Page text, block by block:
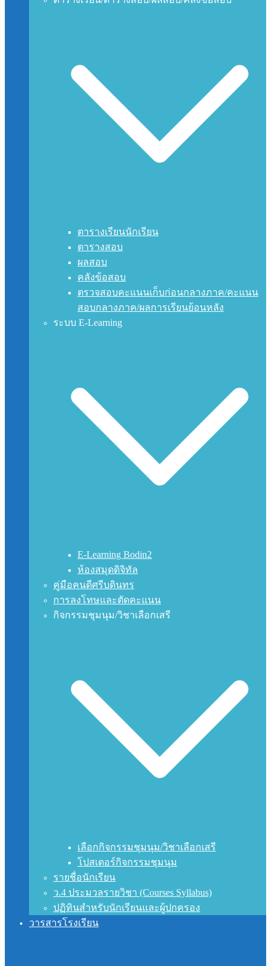
ตารางเรียนนักเรียน
ตารางสอบ
ผลสอบ
คลังข้อสอบ
ตรวจสอบคะแนนเก็บก่อนกลางภาค/คะแนน
สอบกลางภาค/ผลการเรียนย้อนหลัง
ระบบ E-Learning
E-Learning Bodin2
ห้องสมุดดิจิทัล
คู่มือคนดีศรีบดินทร
การลงโทษและตัดคะแนน
กิจกรรมชุมนุม/วิชาเลือกเสรี
เลือกกิจกรรมชุมนุม/วิชาเลือกเสรี
โปสเตอร์กิจกรรมชุมนุม
รายชื่อนักเรียน
ว.4 ประมวลรายวิชา (Courses Syllabus)
ปฏิทินสำหรับนักเรียนและผู้ปกครอง
วารสารโรงเรียน